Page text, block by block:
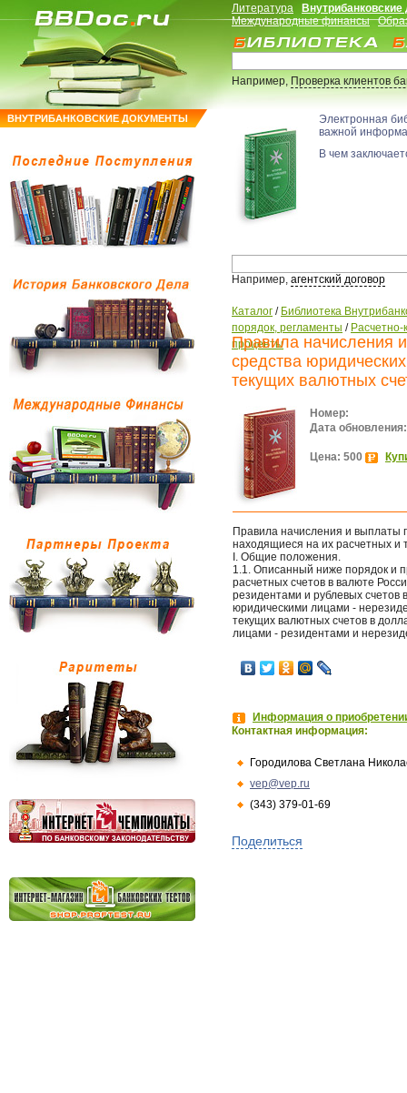
ВНУТРИБАНКОВСКИЕ ДОКУМЕНТЫ
Литература
Международные финансы
Например,Проверка клиентов
Электронная
важной
В чем
Например, агентский договор
Каталог / Библиотека
порядок, регламенты /
проценты
Правила начисления
средства
текущих валютных
Номер:
Дата обновления:
Цена: 500
Правила начисления и выплаты
находящиеся на их расчетных и
I. Общие положения.
1.1. Описанный ниже порядок и
расчетных счетов в валюте
резидентами и рублевых счетов
юридическими лицами -
текущих валютных счетов в
лицами - резидентами и
Информация о
Контактная информация:
Городилова Светлана
vep@vep.ru
(343) 379-01-69
Поделиться